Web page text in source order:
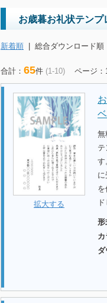
お歳暮お礼状テンプ
新着順 | 総合ダウンロード順
合計： 65件 (1-10) ページ：
拡大する
無
す
形
カ
ダ